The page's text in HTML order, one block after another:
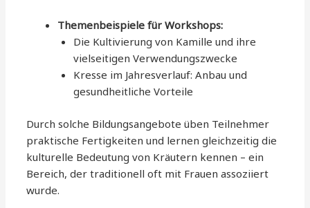
Themenbeispiele für Workshops:
Die Kultivierung von Kamille und ihre
vielseitigen Verwendungszwecke
Kresse im Jahresverlauf: Anbau und
gesundheitliche Vorteile
Durch solche Bildungsangebote üben Teilnehmer
praktische Fertigkeiten und lernen gleichzeitig die
kulturelle Bedeutung von Kräutern kennen – ein
Bereich, der traditionell oft mit Frauen assoziiert
wurde.